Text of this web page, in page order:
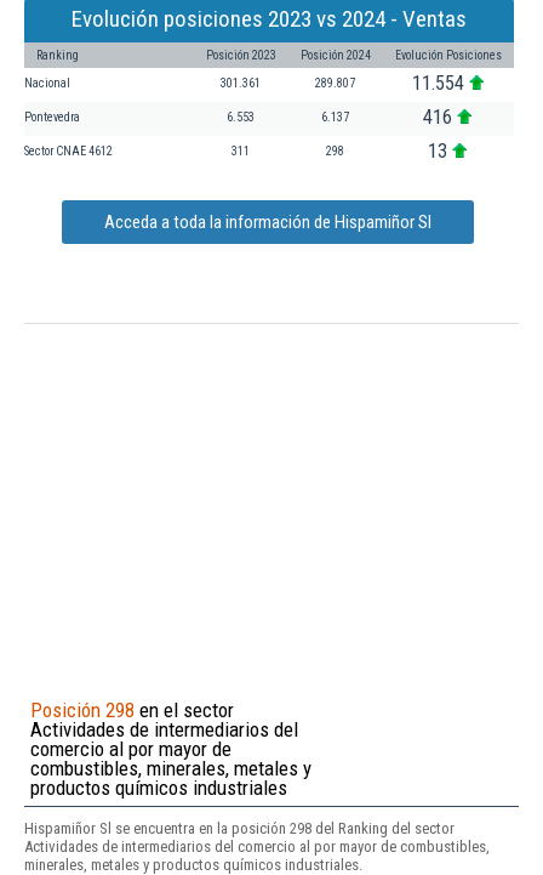
Evolución posiciones 2023 vs 2024 - Ventas
Ranking Posición 2023 Posición 2024 Evolución Posiciones
Nacional 301.361 289.807 11.554
Pontevedra 6.553 6.137 416
Sector CNAE 4612 311 298 13
Acceda a toda la información de Hispamiñor Sl
Posición 298 en el sector
Actividades de intermediarios del
comercio al por mayor de
combustibles, minerales, metales y
productos químicos industriales
Hispamiñor Sl se encuentra en la posición 298 del Ranking del sector
Actividades de intermediarios del comercio al por mayor de combustibles,
minerales, metales y productos químicos industriales.